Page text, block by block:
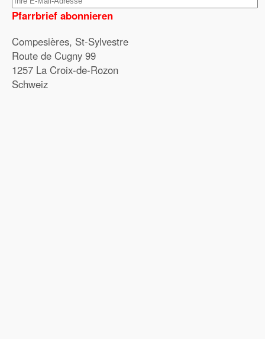
Pfarrbrief abonnieren
Compesières, St-Sylvestre
Route de Cugny 99
1257 La Croix-de-Rozon
Schweiz